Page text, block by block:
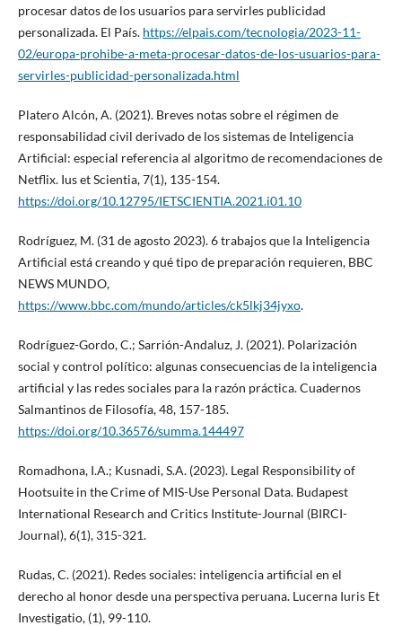
procesar datos de los usuarios para servirles publicidad
personalizada. El País. https://elpais.com/tecnologia/2023-11-
02/europa-prohibe-a-meta-procesar-datos-de-los-usuarios-para-
servirles-publicidad-personalizada.html
Platero Alcón, A. (2021). Breves notas sobre el régimen de
responsabilidad civil derivado de los sistemas de Inteligencia
Artificial: especial referencia al algoritmo de recomendaciones de
Netflix. Ius et Scientia, 7(1), 135-154.
https://doi.org/10.12795/IETSCIENTIA.2021.i01.10
Rodríguez, M. (31 de agosto 2023). 6 trabajos que la Inteligencia
Artificial está creando y qué tipo de preparación requieren, BBC
NEWS MUNDO,
https://www.bbc.com/mundo/articles/ck5lkj34jyxo.
Rodríguez-Gordo, C.; Sarrión-Andaluz, J. (2021). Polarización
social y control político: algunas consecuencias de la inteligencia
artificial y las redes sociales para la razón práctica. Cuadernos
Salmantinos de Filosofía, 48, 157-185.
https://doi.org/10.36576/summa.144497
Romadhona, I.A.; Kusnadi, S.A. (2023). Legal Responsibility of
Hootsuite in the Crime of MIS-Use Personal Data. Budapest
International Research and Critics Institute-Journal (BIRCI-
Journal), 6(1), 315-321.
Rudas, C. (2021). Redes sociales: inteligencia artificial en el
derecho al honor desde una perspectiva peruana. Lucerna Iuris Et
Investigatio, (1), 99-110.